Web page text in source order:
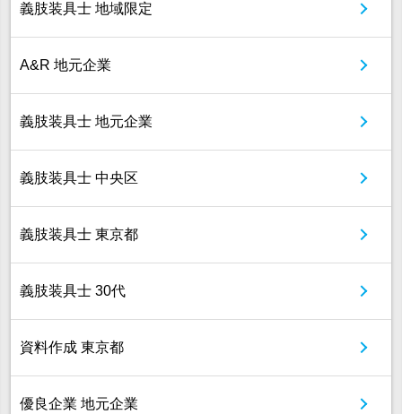
義肢装具士 地域限定
A&R 地元企業
義肢装具士 地元企業
義肢装具士 中央区
義肢装具士 東京都
義肢装具士 30代
資料作成 東京都
優良企業 地元企業